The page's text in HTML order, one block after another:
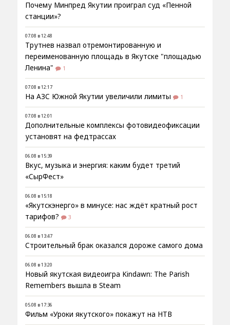
Почему Минпред Якутии проиграл суд «Пенной
станции»?
07.08 в 12:48
Трутнев назвал отремонтированную и
переименованную площадь в Якутске "площадью
Ленина"
1
07.08 в 12:17
На АЗС Южной Якутии увеличили лимиты 1
07.08 в 12:01
Дополнительные комплексы фотовидеофиксации
установят на федтрассах
06.08 в 15:39
Вкус, музыка и энергия: каким будет третий
«СырФест»
06.08 в 15:18
«Якутскэнерго» в минусе: нас ждёт кратный рост
тарифов?
3
06.08 в 13:47
Строительный брак оказался дороже самого дома
06.08 в 13:20
Новый якутская видеоигра Kindawn: The Parish
Remembers вышла в Steam
05.08 в 17:36
Фильм «Уроки якутского» покажут на НТВ